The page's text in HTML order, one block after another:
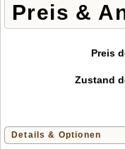
Preis &
Preis
Zustand
Details & Optionen